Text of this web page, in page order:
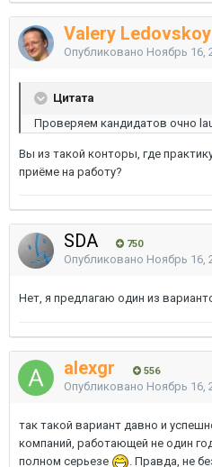
Valery Ledovskoy
Опубликовано Ноябрь 16,
Цитата
Проверяем кандидатов очно
Вы из такой конторы, где
приёме на работу?
SDA 750
Опубликовано Ноябрь 16,
Нет, я предлагаю один из
alexgr 556
Опубликовано Ноябрь 16,
так такой вариант давно и
компаний, работающей не один
полном серьезе
. Правда, не